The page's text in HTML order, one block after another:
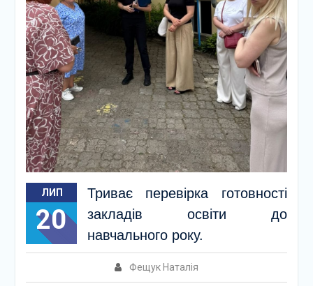
ЛИП
20
Триває перевірка готовності
закладів освіти до
навчального року.
Фещук Наталія